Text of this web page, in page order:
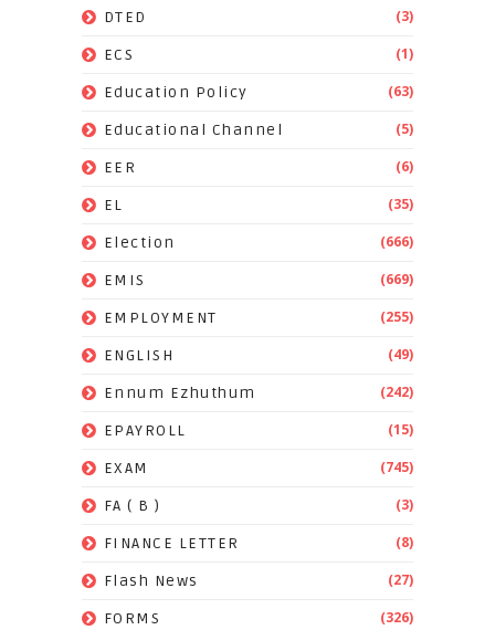
DTED (3)
ECS (1)
Education Policy (63)
Educational Channel (5)
EER (6)
EL (35)
Election (666)
EMIS (669)
EMPLOYMENT (255)
ENGLISH (49)
Ennum Ezhuthum (242)
EPAYROLL (15)
EXAM (745)
FA ( B ) (3)
FINANCE LETTER (8)
Flash News (27)
FORMS (326)